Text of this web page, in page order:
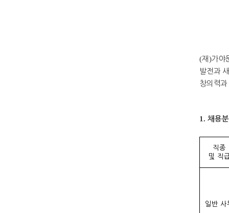
(재 )가야
발전과
창의력
1. 채용
직종
및 직
일반 사